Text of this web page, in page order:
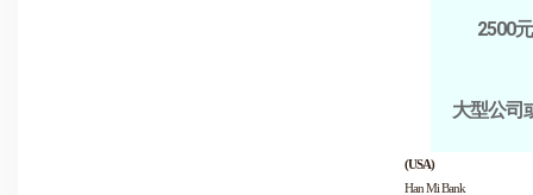
2500
大型公司
(USA)
Han Mi Bank